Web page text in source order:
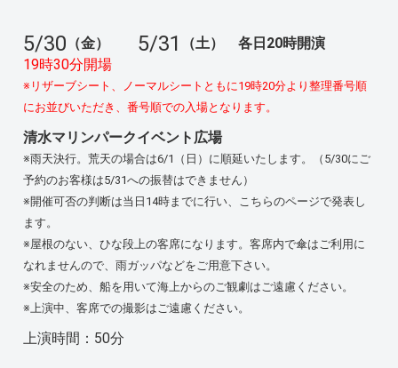
5/30 （金） 5/31 （土）
各日20時開演
19時30分開場
※リザーブシート、ノーマルシートともに19時20分より整理番号順
にお並びいただき、番号順での入場となります。
清水マリンパークイベント広場
※雨天決行。荒天の場合は6/1（日）に順延いたします。（5/30にご
予約のお客様は5/31への振替はできません）
※開催可否の判断は当日14時までに行い、こちらのページで発表し
ます。
※屋根のない、ひな段上の客席になります。客席内で傘はご利用に
なれませんので、雨ガッパなどをご用意下さい。
※安全のため、船を用いて海上からのご観劇はご遠慮ください。
※上演中、客席での撮影はご遠慮ください。
上演時間：50分